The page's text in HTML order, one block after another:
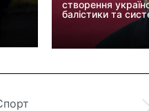
веселку"
створення
балістики та